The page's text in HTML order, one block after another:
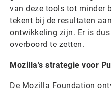
van deze tools tot minder
tekent bij de resultaten
ontwikkeling zijn. Er is dus
overboord te zetten.
Mozilla’s strategie voor
De Mozilla Foundation